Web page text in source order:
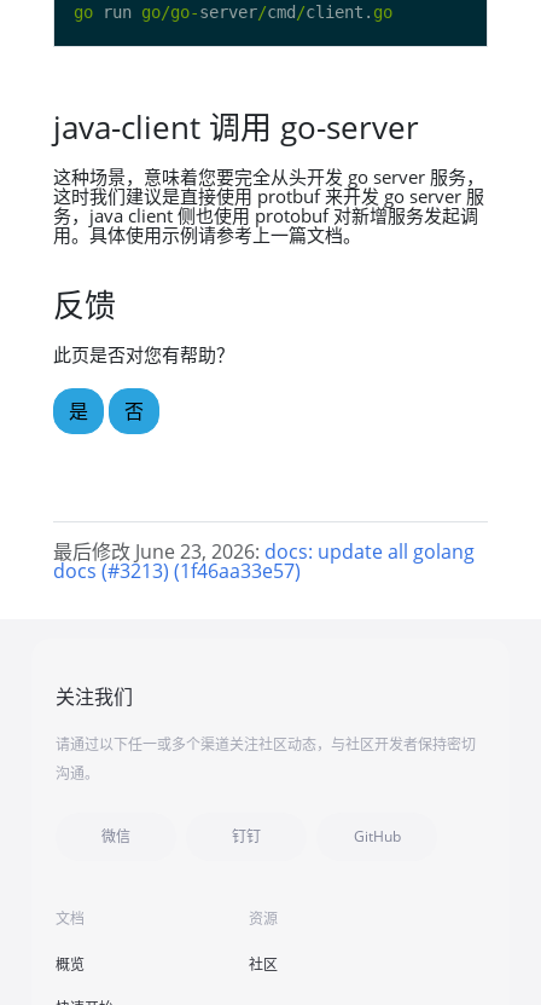
go run go/go-server/cmd /client. go
java-client 调用 go-server
这种场景，意味着您要完全从头开发 go server 服务，
这时我们建议是直接使用 protbuf 来开发 go server 服
务，java client 侧也使用 protobuf 对新增服务发起调
用。具体使用示例请参考上一篇文档。
反馈
此页是否对您有帮助？
是 否
最后修改 June 23, 2026: docs: update all golang
docs (#3213) (1f46aa33e57)
关注我们
请通过以下任一或多个渠道关注社区动态，与社区开发者保持密切
沟通。
微信 钉钉 GitHub
文档
概览
资源
社区